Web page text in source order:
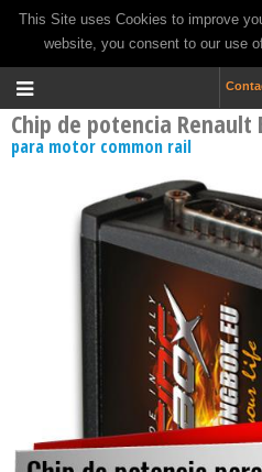
This Site uses Cookies to improve
website, you consent to our use
Chip de potencia Renault
para motor common rail